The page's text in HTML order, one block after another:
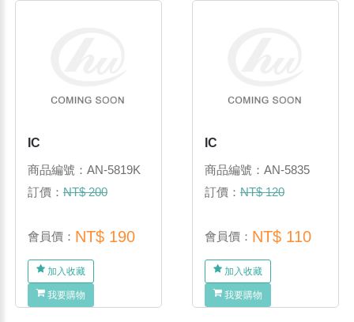
IC
商品編號：AN-5819K
訂價：NT$ 200
會員價： NT$ 190
加入收藏
我要購物
IC
商品編號：AN-5835
訂價：NT$ 120
會員價： NT$ 110
加入收藏
我要購物